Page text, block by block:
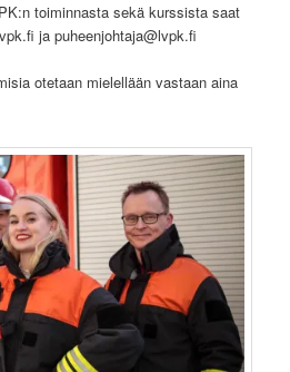
toiminnasta sekä kurssista saat
ja puheenjohtaja@lvpk.fi
otetaan mielellään vastaan aina